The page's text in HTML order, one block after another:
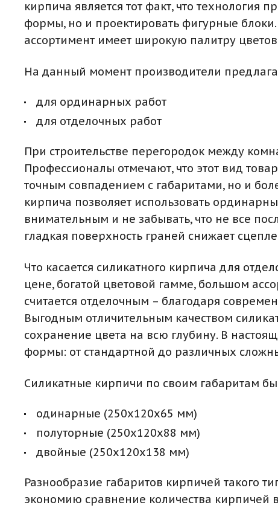
кирпича является тот факт, что технология
формы, но и проектировать фигурные
ассортимент имеет широкую палитру
На данный момент производители
для ординарных работ
для отделочных работ
При строительстве перегородок между
Профессионалы отмечают, что этот вид
точным совпадением с габаритами, но и
кирпича позволяет использовать
внимательным и не забывать, что не все
гладкая поверхность граней снижает
Что касается силикатного кирпича для
цене, богатой цветовой гамме, большом
считается отделочным – благодаря
Выгодным отличительным качеством
сохранение цвета на всю глубину. В
формы: от стандартной до различных
Силикатные кирпичи по своим габаритам
одинарные (250х120х65 мм)
полуторные (250х120х88 мм)
двойные (250х120х138 мм)
Разнообразие габаритов кирпичей такого
экономию сравнение количества